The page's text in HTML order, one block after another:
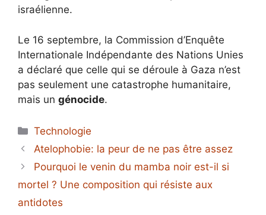
israélienne.
Le 16 septembre, la Commission d’Enquête
Internationale Indépendante des Nations Unies
a déclaré que celle qui se déroule à Gaza n’est
pas seulement une catastrophe humanitaire,
mais un génocide.
Catégories
Technologie
Atelophobie: la peur de ne pas être assez
Pourquoi le venin du mamba noir est-il si
mortel ? Une composition qui résiste aux
antidotes